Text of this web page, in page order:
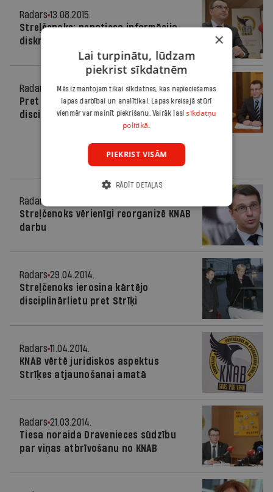
Radars 13.08.2015.
Streļčenoks: nepatiesa informācija
diskreditē KNAB
Radars
21.11.2014.
Pret Strīķi ierosināta vēl viena
disciplinārlieta
Radars
Streļčenoks vērienīgi reorganizē KNAB
darbu
Radars 29.04.2014.
Streļčenoks ierosina kārtējo
disciplinārlietu pret Strīķi
Radars 11.04.2014.
KNAB vērtē juridiskos aspektus
Strīķes atjaunošanai amatā
Radars 21.03.2014.
Tiesa noraida Dravenieces sūdzību
par viņas atbrīvošanu no KNAB
×
Lai turpinātu, lūdzam
piekrist sīkdatnēm
Mēs izmantojam tikai sīkdatnes, kas nepieciešamas
lapas darbībai un analītikai. Lapas kreisajā stūrī
vienmēr var mainīt piekrišanu. Vairāk lasisīkdatņu
politikā.
PIEKRIST VISĀM
RĀDĪT DETAĻAS